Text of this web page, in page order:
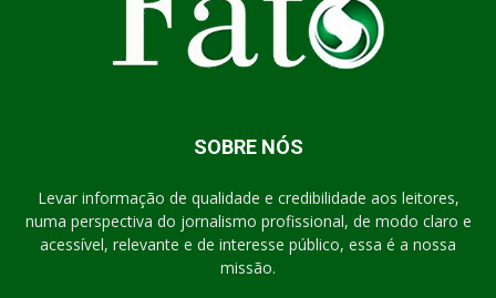
SOBRE NÓS
Levar informação de qualidade e credibilidade aos leitores,
numa perspectiva do jornalismo profissional, de modo claro e
acessível, relevante e de interesse público, essa é a nossa
missão.